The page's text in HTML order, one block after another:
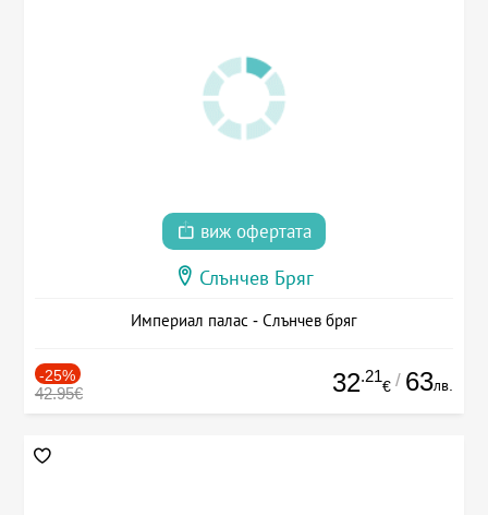
виж офертата
Слънчев Бряг
Империал палас - Слънчев бряг
-25%
42.95€ 32.21
€ / 63лв.